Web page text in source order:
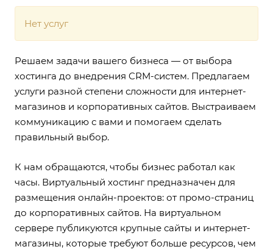
Нет услуг
Решаем задачи вашего бизнеса — от выбора
хостинга до внедрения CRM-систем. Предлагаем
услуги разной степени сложности для интернет-
магазинов и корпоративных сайтов. Выстраиваем
коммуникацию с вами и помогаем сделать
правильный выбор.
К нам обращаются, чтобы бизнес работал как
часы. Виртуальный хостинг предназначен для
размещения онлайн-проектов: от промо-страниц
до корпоративных сайтов. На виртуальном
сервере публикуются крупные сайты и интернет-
магазины, которые требуют больше ресурсов, чем